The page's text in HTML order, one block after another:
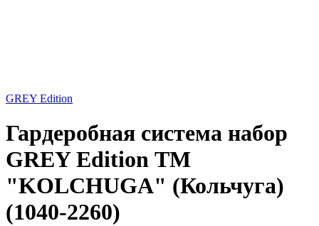
GREY Edition
Гардеробная система набор
GREY Edition ТМ
"KOLCHUGA" (Кольчуга)
(1040-2260)